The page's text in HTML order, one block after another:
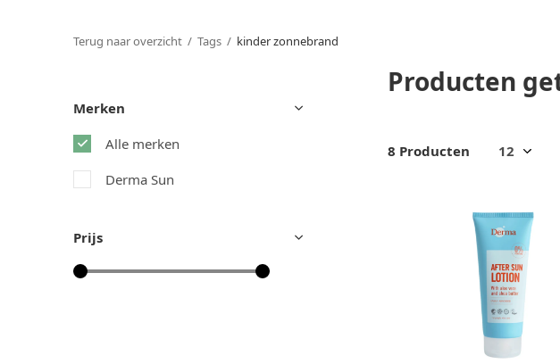
Terug naar overzicht Tags kinder zonnebrand
Producten
8 Producten
Merken
Alle merken
Derma Sun
Prijs